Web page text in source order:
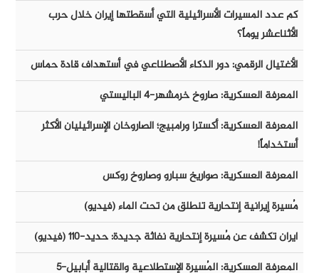
كم عدد المسيرات الأسرائيلية التي أسقطتها إيران خلال حرب
الأثناعشر يوماً؟
الأغتيال الرقمي: دور الذكاء الأصطناعي في أستهداف قادة حماس
المعرفة العسكرية: صاروخ خرمشهر-٤ الباليستي
المعرفة العسكرية: أكسترا ورامبيج؛ الصاروخان الإسرائيليان الأكثر
أستخداماً!
المعرفة العسكرية: صواريخ سبارو وصاروخ روكس
مُسيرة إيرانية إنتحارية تنطلق من تحت الماء (فيديو)
ايران تكشف عن مُسيرة إنتحارية نفاثة جديدة: حديد-١١٠ (فيديو)
المعرفة العسكرية: المُسيرة الإستطلاعية والقتالية أبابيل-٥